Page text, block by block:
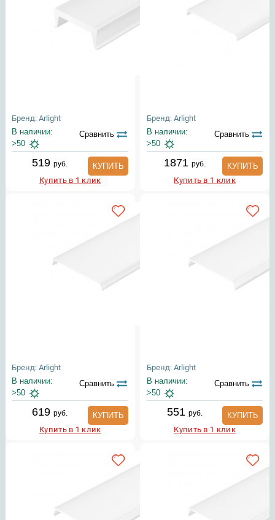
Бренд: Arlight
В наличии:
>50
Сравнить
519руб.
КУПИТЬ
Купить в 1 клик
Бренд: Arlight
В наличии:
>50
Сравнить
1871 руб.
КУПИТЬ
Купить в 1 клик
Бренд: Arlight
В наличии:
>50
Сравнить
619руб.
КУПИТЬ
Купить в 1 клик
Бренд: Arlight
В наличии:
>50
Сравнить
551 руб.
КУПИТЬ
Купить в 1 клик